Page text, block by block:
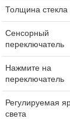
Толщина стекла
Сенсорный
переключатель
Нажмите на
переключатель
Регулируемая
света